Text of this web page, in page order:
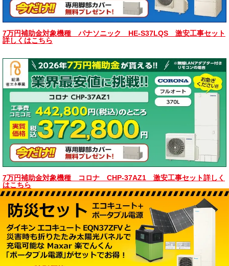
7万円補助金対象機種 パナソニック HE-S37LQS 激安工事セット
詳しくはこちら
7万円補助金対象機種 コロナ CHP-37AZ1 激安工事セット詳しく
はこちら